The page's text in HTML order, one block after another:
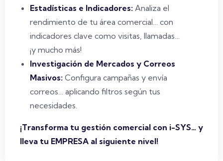
Estadísticas e Indicadores: Analiza el
rendimiento de tu área comercial… con
indicadores clave como visitas, llamadas…
¡y mucho más!
Investigación de Mercados y Correos
Masivos: Configura campañas y envía
correos… aplicando filtros según tus
necesidades.
¡Transforma tu gestión comercial con i-SYS… y
lleva tu EMPRESA al siguiente nivel!